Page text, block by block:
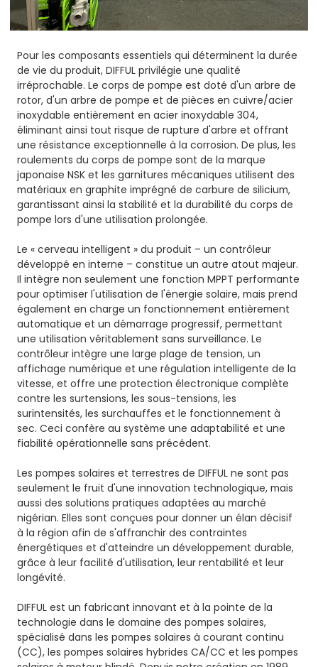
Pour les composants essentiels qui déterminent la durée
de vie du produit, DIFFUL privilégie une qualité
irréprochable. Le corps de pompe est doté d'un arbre de
rotor, d'un arbre de pompe et de pièces en cuivre/acier
inoxydable entièrement en acier inoxydable 304,
éliminant ainsi tout risque de rupture d'arbre et offrant
une résistance exceptionnelle à la corrosion. De plus, les
roulements du corps de pompe sont de la marque
japonaise NSK et les garnitures mécaniques utilisent des
matériaux en graphite imprégné de carbure de silicium,
garantissant ainsi la stabilité et la durabilité du corps de
pompe lors d'une utilisation prolongée.
Le « cerveau intelligent » du produit – un contrôleur
développé en interne – constitue un autre atout majeur.
Il intègre non seulement une fonction MPPT performante
pour optimiser l'utilisation de l'énergie solaire, mais prend
également en charge un fonctionnement entièrement
automatique et un démarrage progressif, permettant
une utilisation véritablement sans surveillance. Le
contrôleur intègre une large plage de tension, un
affichage numérique et une régulation intelligente de la
vitesse, et offre une protection électronique complète
contre les surtensions, les sous-tensions, les
surintensités, les surchauffes et le fonctionnement à
sec. Ceci confère au système une adaptabilité et une
fiabilité opérationnelle sans précédent.
Les pompes solaires et terrestres de DIFFUL ne sont pas
seulement le fruit d'une innovation technologique, mais
aussi des solutions pratiques adaptées au marché
nigérian. Elles sont conçues pour donner un élan décisif
à la région afin de s'affranchir des contraintes
énergétiques et d'atteindre un développement durable,
grâce à leur facilité d'utilisation, leur rentabilité et leur
longévité.
DIFFUL est un fabricant innovant et à la pointe de la
technologie dans le domaine des pompes solaires,
spécialisé dans les pompes solaires à courant continu
(CC), les pompes solaires hybrides CA/CC et les pompes